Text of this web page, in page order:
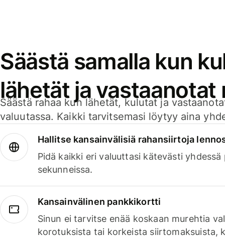
Säästä samalla kun
lähetät ja vastaanotat
Säästä rahaa kun lähetät, kulutat ja
valuutassa. Kaikki tarvitsemasi löytyy aina
Hallitse kansainvälisiä rahansiirtoja
Pidä kaikki eri valuuttasi kätevästi yhdessä
sekunneissa.
Kansainvälinen pankkikortti
Sinun ei tarvitse enää koskaan murehtia
korotuksista tai korkeista siirtomaksuista,